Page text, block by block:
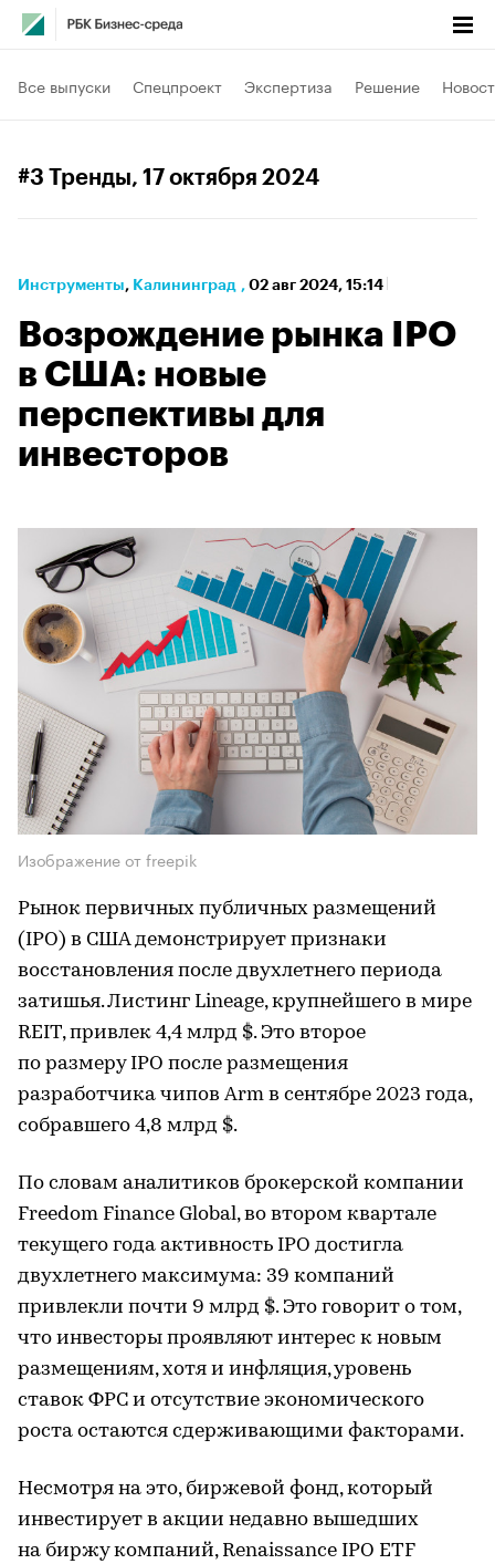
Все выпуски Спецпроект Экспертиза Решение
#3 Тренды, 17 октября 2024
Инструменты⁠, Калининград , 02 авг 2024, 15:14
Возрождение рынка IPO
в США: новые
перспективы для
инвесторов
Изображение от freepik
Рынок первичных публичных размещений
(IPO) в США демонстрирует признаки
восстановления после двухлетнего периода
затишья. Листинг Lineage, крупнейшего в мире
REIT, привлек 4,4 млрд $. Это второе
по размеру IPO после размещения
разработчика чипов Arm в сентябре 2023 года,
собравшего 4,8 млрд $.
По словам аналитиков брокерской компании
Freedom Finance Global, во втором квартале
текущего года активность IPO достигла
двухлетнего максимума: 39 компаний
привлекли почти 9 млрд $. Это говорит о том,
что инвесторы проявляют интерес к новым
размещениям, хотя и инфляция, уровень
ставок ФРС и отсутствие экономического
роста остаются сдерживающими факторами.
Несмотря на это, биржевой фонд, который
инвестирует в акции недавно вышедших
на биржу компаний, Renaissance IPO ETF